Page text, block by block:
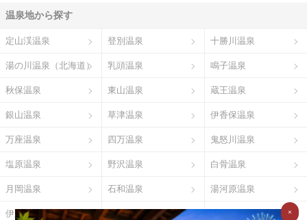
温泉地から探す
定山渓温泉 登別温泉 十勝川温泉
湯の川温泉（北海道） 乳頭温泉 鳴子温泉
秋保温泉 東山温泉 蔵王温泉
銀山温泉 草津温泉 伊香保温泉
万座温泉 四万温泉 鬼怒川温泉
塩原温泉 野沢温泉 白骨温泉
月岡温泉 石和温泉 湯河原温泉
伊東温泉 修善寺温泉 下田温泉（静岡県）×